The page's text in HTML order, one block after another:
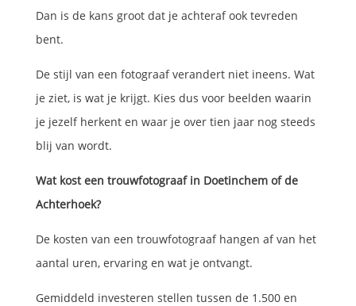
Dan is de kans groot dat je achteraf ook tevreden
bent.
De stijl van een fotograaf verandert niet ineens. Wat
je ziet, is wat je krijgt. Kies dus voor beelden waarin
je jezelf herkent en waar je over tien jaar nog steeds
blij van wordt.
Wat kost een trouwfotograaf in Doetinchem of de
Achterhoek?
De kosten van een trouwfotograaf hangen af van het
aantal uren, ervaring en wat je ontvangt.
Gemiddeld investeren stellen tussen de 1.500 en